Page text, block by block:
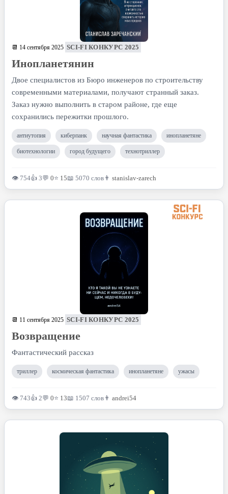
📆 14 сентября 2025 SCI-FI КОНКУРС 2025
Инопланетянин
Двое специалистов из Бюро инженеров по строительству
современными материалами, получают странный заказ.
Заказ нужно выполнить в старом районе, где еще
сохранились пережитки прошлого.
антиутопия киберпанк научная фантастика инопланетяне
биотехнологии город будущего технотриллер
👁 754👍 3💬 0⭐ 15📖 5070 слов 👨 stanislav-zarech
📆 11 сентября 2025 SCI-FI КОНКУРС 2025
Возвращение
Фантастический рассказ
триллер космическая фантастика инопланетяне ужасы
👁 743👍 2💬 0⭐ 13📖 1507 слов 👨 andrei54